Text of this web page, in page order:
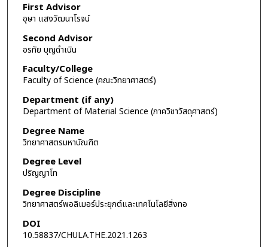
First Advisor
อุษา แสงวัฒนาโรจน์
Second Advisor
อรทัย บุญดำเนิน
Faculty/College
Faculty of Science (คณะวิทยาศาสตร์)
Department (if any)
Department of Material Science (ภาควิชาวัสดุศาสตร์)
Degree Name
วิทยาศาสตรมหาบัณฑิต
Degree Level
ปริญญาโท
Degree Discipline
วิทยาศาสตร์พอลิเมอร์ประยุกต์และเทคโนโลยีสิ่งทอ
DOI
10.58837/CHULA.THE.2021.1263